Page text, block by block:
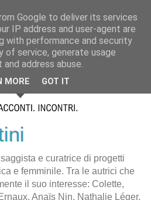
e curatrice di progetti
e femminile. Tra le autrici che
il suo interesse: Colette,
Anaïs Nin, Nathalie Léger,
Google to deliver its services
IP address and user-agent are
with performance and security
of service, generate usage
address abuse.
MORE GOT IT